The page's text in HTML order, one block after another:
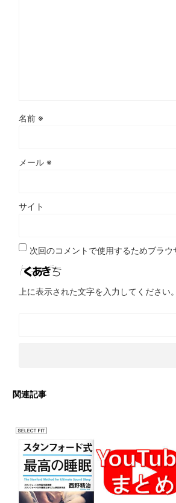
名前 ※
メール ※
サイト
次回のコメントで使用するためブラ
上に表示された文字を入力してください。
関連記事